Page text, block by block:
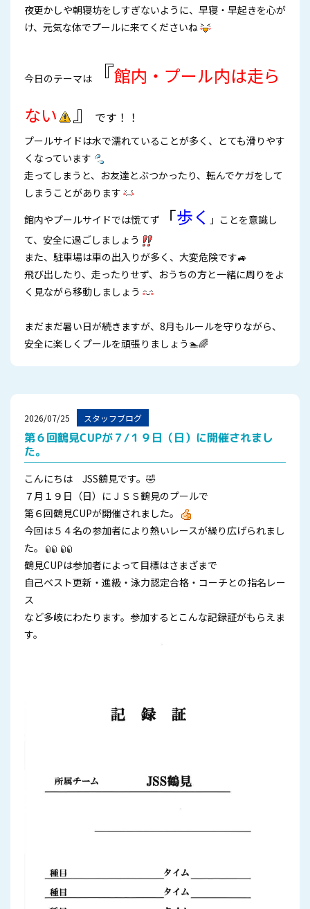
夜更かしや朝寝坊をしすぎないように、早寝・早起きを心が
け、元気な体でプールに来てくださいね
今日のテーマは 『館内・プール内は走ら
ない
』 です！！
プールサイドは水で濡れていることが多く、とても滑りやす
くなっています
走ってしまうと、お友達とぶつかったり、転んでケガをして
しまうことがあります
館内やプールサイドでは慌てず
「歩く 」ことを意識し
て、安全に過ごしましょう
また、駐車場は車の出入りが多く、大変危険です🚙
飛び出したり、走ったりせず、おうちの方と一緒に周りをよ
く見ながら移動しましょう
まだまだ暑い日が続きますが、8月もルールを守りながら、
安全に楽しくプールを頑張りましょう🏊🌈
2026/07/25 スタッフブログ
第６回鶴見CUPが７/１９日（日）に開催されまし
た。
こんにちは JSS鶴見です。🤣
７月１９日（日）にＪＳＳ鶴見のプールで
第６回鶴見CUPが開催されました。
今回は５４名の参加者により熱いレースが繰り広げられまし
た。
鶴見CUPは参加者によって目標はさまざまで
自己ベスト更新・進級・泳力認定合格・コーチとの指名レー
ス
など多岐にわたります。参加するとこんな記録証がもらえま
す。